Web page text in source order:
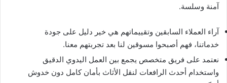
آمنة وسلسة.
آراء العملاء السابقين وتقييماتهم هي خير دليل على جودة
خدماتنا، فهم أصبحوا مسوقين لنا بعد تجربتهم معنا.
نعتمد على فريق متخصص يجمع بين العمل اليدوي الدقيق
واستخدام أحدث الرافعات لنقل الأثاث بأمان كامل دون خدوش